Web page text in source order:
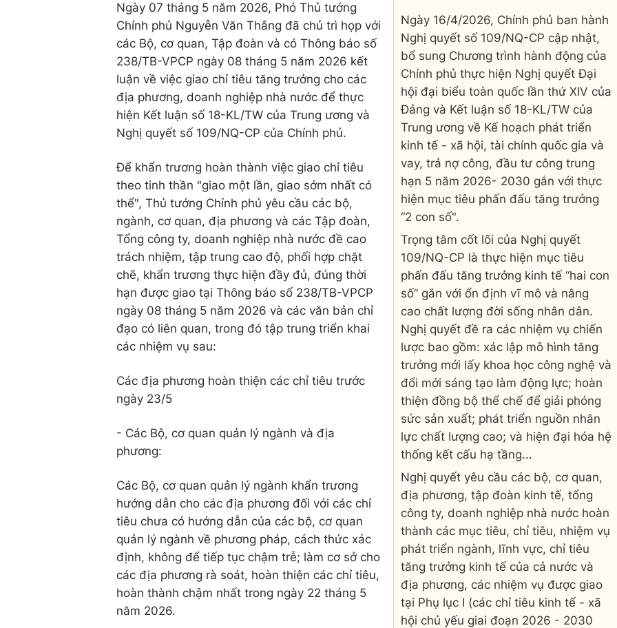
Ngày 16/4/2026, Chính phủ ban hành
Nghị quyết số 109/NQ-CP cập nhật,
bổ sung Chương trình hành động của
Chính phủ thực hiện Nghị quyết Đại
hội đại biểu toàn quốc lần thứ XIV của
Đảng và Kết luận số 18-KL/TW của
Trung ương về Kế hoạch phát triển
kinh tế - xã hội, tài chính quốc gia và
vay, trả nợ công, đầu tư công trung
hạn 5 năm 2026- 2030 gắn với thực
hiện mục tiêu phấn đấu tăng trưởng
“2 con số".
Trọng tâm cốt lõi của Nghị quyết
109/NQ-CP là thực hiện mục tiêu
phấn đấu tăng trưởng kinh tế “hai con
số” gắn với ổn định vĩ mô và nâng
cao chất lượng đời sống nhân dân.
Nghị quyết đề ra các nhiệm vụ chiến
lược bao gồm: xác lập mô hình tăng
trưởng mới lấy khoa học công nghệ và
đổi mới sáng tạo làm động lực; hoàn
thiện đồng bộ thể chế để giải phóng
sức sản xuất; phát triển nguồn nhân
lực chất lượng cao; và hiện đại hóa hệ
thống kết cấu hạ tầng...
Nghị quyết yêu cầu các bộ, cơ quan,
địa phương, tập đoàn kinh tế, tổng
công ty, doanh nghiệp nhà nước hoàn
thành các mục tiêu, chỉ tiêu, nhiệm vụ
phát triển ngành, lĩnh vực, chỉ tiêu
tăng trưởng kinh tế của cả nước và
địa phương, các nhiệm vụ được giao
tại Phụ lục I (các chỉ tiêu kinh tế - xã
hội chủ yếu giai đoạn 2026 - 2030
Ngày 07 tháng 5 năm 2026, Phó Thủ tướng
Chính phủ Nguyễn Văn Thắng đã chủ trì họp với
các Bộ, cơ quan, Tập đoàn và có Thông báo số
238/TB-VPCP ngày 08 tháng 5 năm 2026 kết
luận về việc giao chỉ tiêu tăng trưởng cho các
địa phương, doanh nghiệp nhà nước để thực
hiện Kết luận số 18-KL/TW của Trung ương và
Nghị quyết số 109/NQ-CP của Chính phủ.
Để khẩn trương hoàn thành việc giao chỉ tiêu
theo tinh thần "giao một lần, giao sớm nhất có
thể", Thủ tướng Chính phủ yêu cầu các bộ,
ngành, cơ quan, địa phương và các Tập đoàn,
Tổng công ty, doanh nghiệp nhà nước đề cao
trách nhiệm, tập trung cao độ, phối hợp chặt
chẽ, khẩn trương thực hiện đầy đủ, đúng thời
hạn được giao tại Thông báo số 238/TB-VPCP
ngày 08 tháng 5 năm 2026 và các văn bản chỉ
đạo có liên quan, trong đó tập trung triển khai
các nhiệm vụ sau:
Các địa phương hoàn thiện các chỉ tiêu trước
ngày 23/5
- Các Bộ, cơ quan quản lý ngành và địa
phương:
Các Bộ, cơ quan quản lý ngành khẩn trương
hướng dẫn cho các địa phương đối với các chỉ
tiêu chưa có hướng dẫn của các bộ, cơ quan
quản lý ngành về phương pháp, cách thức xác
định, không để tiếp tục chậm trễ; làm cơ sở cho
các địa phương rà soát, hoàn thiện các chỉ tiêu,
hoàn thành chậm nhất trong ngày 22 tháng 5
năm 2026.